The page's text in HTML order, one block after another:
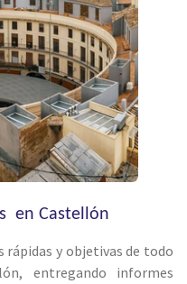
en Castellón
rápidas y objetivas de todo
entregando informes